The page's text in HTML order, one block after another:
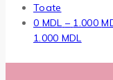
Toate
0 MDL – 1.000
1.000 MDL